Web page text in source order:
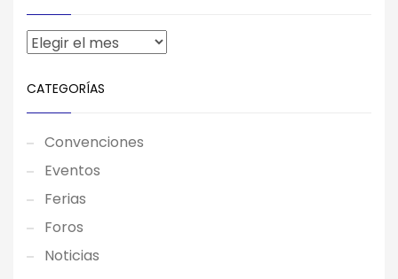
CATEGORÍAS
Convenciones
Eventos
Ferias
Foros
Noticias